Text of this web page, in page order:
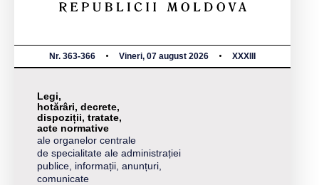
Nr. 363-366 Vineri, 07 august 2026 XXXIII
Legi,
hotărâri, decrete,
dispoziții, tratate,
acte normative
ale organelor centrale
de specialitate ale administrației
publice, informații, anunțuri,
comunicate